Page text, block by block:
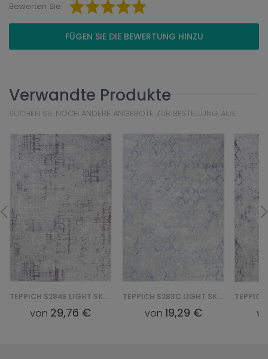
Bewerten Sie:
FÜGEN SIE DIE BEWERTUNG HINZU
Verwandte Produkte
SUCHEN SIE NOCH ANDERE ANGEBOTE ZUR BESTELLUNG AUS
TEPPICH S283C LIGHT SKY EZN LIGHT SKY - SZARY
von19,29 €
TEPPICH S283B LIGHT SKY EZM LIGHT SKY - SZARY
von 19,29 €